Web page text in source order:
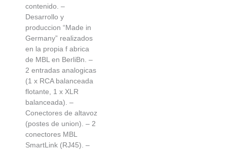
contenido. –
Desarrollo y
produccion “Made in
Germany” realizados
en la propia f abrica
de MBL en BerliВ­n. –
2 entradas analogicas
(1 x RCA balanceada
flotante, 1 x XLR
balanceada). –
Conectores de altavoz
(postes de union). – 2
conectores MBL
SmartLink (RJ45). –